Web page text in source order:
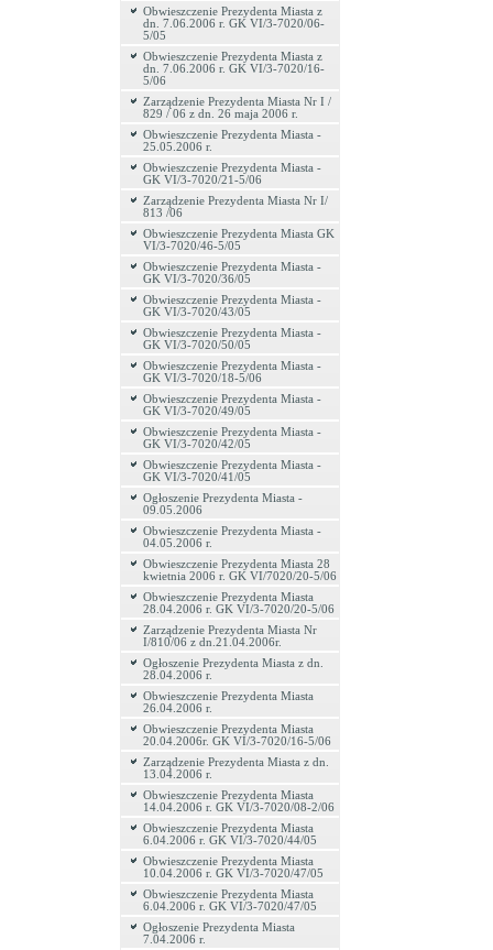
Obwieszczenie Prezydenta Miasta z
dn. 7.06.2006 r. GK VI/3-7020/06-
5/05
Obwieszczenie Prezydenta Miasta z
dn. 7.06.2006 r. GK VI/3-7020/16-
5/06
Zarządzenie Prezydenta Miasta Nr I /
829 / 06 z dn. 26 maja 2006 r.
Obwieszczenie Prezydenta Miasta -
25.05.2006 r.
Obwieszczenie Prezydenta Miasta -
GK VI/3-7020/21-5/06
Zarządzenie Prezydenta Miasta Nr I/
813 /06
Obwieszczenie Prezydenta Miasta GK
VI/3-7020/46-5/05
Obwieszczenie Prezydenta Miasta -
GK VI/3-7020/36/05
Obwieszczenie Prezydenta Miasta -
GK VI/3-7020/43/05
Obwieszczenie Prezydenta Miasta -
GK VI/3-7020/50/05
Obwieszczenie Prezydenta Miasta -
GK VI/3-7020/18-5/06
Obwieszczenie Prezydenta Miasta -
GK VI/3-7020/49/05
Obwieszczenie Prezydenta Miasta -
GK VI/3-7020/42/05
Obwieszczenie Prezydenta Miasta -
GK VI/3-7020/41/05
Ogłoszenie Prezydenta Miasta -
09.05.2006
Obwieszczenie Prezydenta Miasta -
04.05.2006 r.
Obwieszczenie Prezydenta Miasta 28
kwietnia 2006 r. GK VI/7020/20-5/06
Obwieszczenie Prezydenta Miasta
28.04.2006 r. GK VI/3-7020/20-5/06
Zarządzenie Prezydenta Miasta Nr
I/810/06 z dn.21.04.2006r.
Ogłoszenie Prezydenta Miasta z dn.
28.04.2006 r.
Obwieszczenie Prezydenta Miasta
26.04.2006 r.
Obwieszczenie Prezydenta Miasta
20.04.2006r. GK VI/3-7020/16-5/06
Zarządzenie Prezydenta Miasta z dn.
13.04.2006 r.
Obwieszczenie Prezydenta Miasta
14.04.2006 r. GK VI/3-7020/08-2/06
Obwieszczenie Prezydenta Miasta
6.04.2006 r. GK VI/3-7020/44/05
Obwieszczenie Prezydenta Miasta
10.04.2006 r. GK VI/3-7020/47/05
Obwieszczenie Prezydenta Miasta
6.04.2006 r. GK VI/3-7020/47/05
Ogłoszenie Prezydenta Miasta
7.04.2006 r.